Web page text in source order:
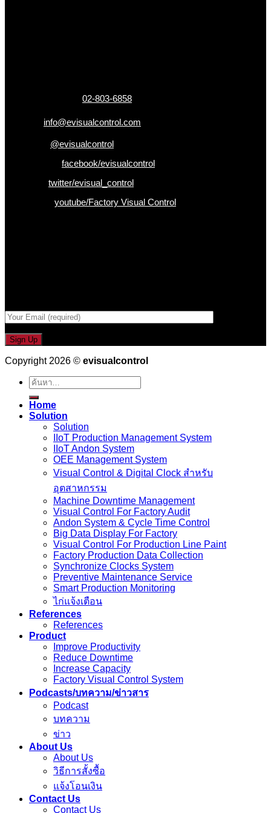
02-803-6858
info@evisualcontrol.com
@evisualcontrol
facebook/evisualcontrol
twitter/evisual_control
youtube/Factory Visual Control
Copyright 2026 © evisualcontrol
ค้นหา:
Home
Solution
Solution
IIoT Production Management System
IIoT Andon System
OEE Management System
Visual Control & Digital Clock สำหรับ
อุตสาหกรรม
Machine Downtime Management
Visual Control For Factory Audit
Andon System & Cycle Time Control
Big Data Display For Factory
Visual Control For Production Line Paint
Factory Production Data Collection
Synchronize Clocks System
Preventive Maintenance Service
Smart Production Monitoring
ไก่แจ้งเตือน
References
References
Product
Improve Productivity
Reduce Downtime
Increase Capacity
Factory Visual Control System
Podcasts/บทความ/ข่าวสาร
Podcast
บทความ
ข่าว
About Us
About Us
วิธีการสั้งซื้อ
แจ้งโอนเงิน
Contact Us
Contact Us